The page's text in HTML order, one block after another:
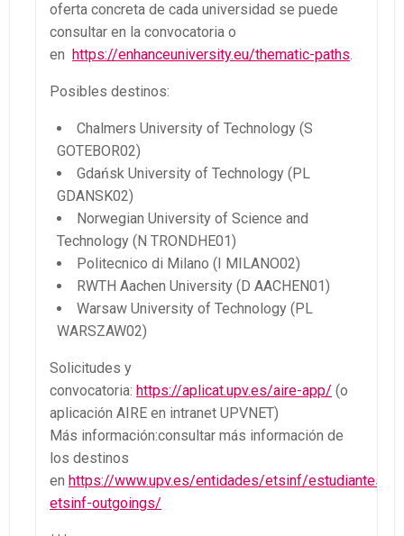
oferta concreta de cada universidad se puede
consultar en la convocatoria o
en https://enhanceuniversity.eu/thematic-paths.
Posibles destinos:
Chalmers University of Technology (S
GOTEBOR02)
Gdańsk University of Technology (PL
GDANSK02)
Norwegian University of Science and
Technology (N TRONDHE01)
Politecnico di Milano (I MILANO02)
RWTH Aachen University (D AACHEN01)
Warsaw University of Technology (PL
WARSZAW02)
Solicitudes y
convocatoria: https://aplicat.upv.es/aire-app/ (o
aplicación AIRE en intranet UPVNET)
Más información:consultar más información de
los destinos
en https://www.upv.es/entidades/etsinf/estudiantes-
etsinf-outgoings/